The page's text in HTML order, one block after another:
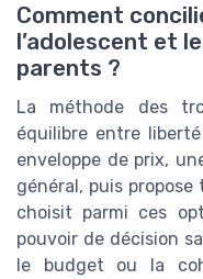
Comment
l’adolescent et
parents ?
La méthode des
équilibre entre
enveloppe de prix,
général, puis propose
choisit parmi ces
pouvoir de décision
le budget ou la